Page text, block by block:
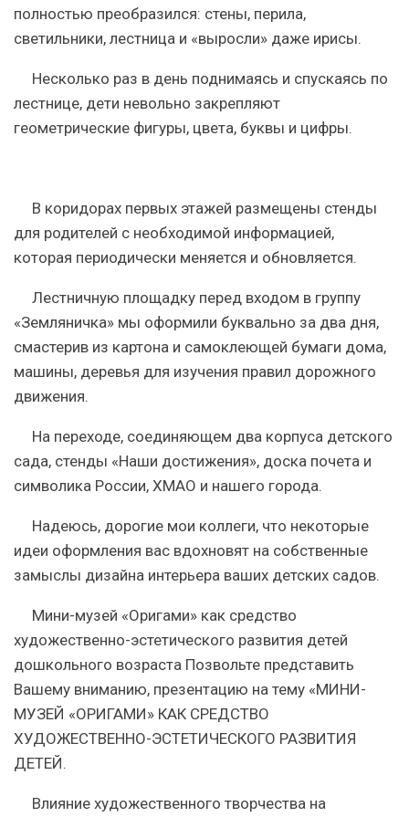
полностью преобразился: стены, перила,
светильники, лестница и «выросли» даже ирисы.
Несколько раз в день поднимаясь и спускаясь по
лестнице, дети невольно закрепляют
геометрические фигуры, цвета, буквы и цифры.
В коридорах первых этажей размещены стенды
для родителей с необходимой информацией,
которая периодически меняется и обновляется.
Лестничную площадку перед входом в группу
«Земляничка» мы оформили буквально за два дня,
смастерив из картона и самоклеющей бумаги дома,
машины, деревья для изучения правил дорожного
движения.
На переходе, соединяющем два корпуса детского
сада, стенды «Наши достижения», доска почета и
символика России, ХМАО и нашего города.
Надеюсь, дорогие мои коллеги, что некоторые
идеи оформления вас вдохновят на собственные
замыслы дизайна интерьера ваших детских садов.
Мини-музей «Оригами» как средство
художественно-эстетического развития детей
дошкольного возраста Позвольте представить
Вашему вниманию, презентацию на тему «МИНИ-
МУЗЕЙ «ОРИГАМИ» КАК СРЕДСТВО
ХУДОЖЕСТВЕННО-ЭСТЕТИЧЕСКОГО РАЗВИТИЯ
ДЕТЕЙ.
Влияние художественного творчества на